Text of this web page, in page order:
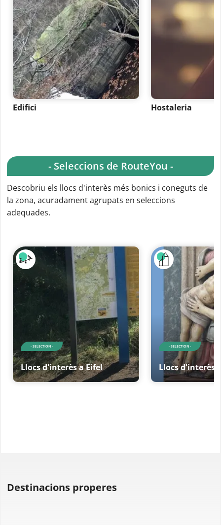
Edifici Hostaleria
- Seleccions de RouteYou -
Descobriu els llocs d'interès més bonics i coneguts de
la zona, acuradament agrupats en seleccions
adequades.
- SELECTION -
Llocs d'interès a Eifel
- SELECTION -
Llocs d'interès
Destinacions properes